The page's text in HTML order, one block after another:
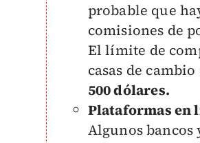
probable que
comisiones de
El límite de
casas de cambio
500 dólares.
Plataformas en
Algunos bancos